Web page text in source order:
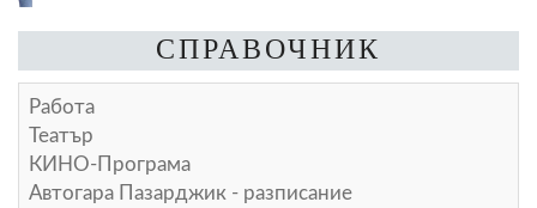
СПРАВОЧНИК
Работа
Театър
КИНО-Програма
Автогара Пазарджик - разписание